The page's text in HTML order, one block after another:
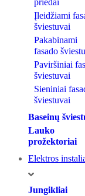
Įleidžiami
šviestuvai
Pakabinami
fasado
Paviršiniai
šviestuvai
Sieniniai
šviestuvai
Baseinų
Lauko
prožektoriai
Elektros
Jungikliai